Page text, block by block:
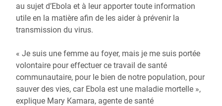
au sujet d’Ebola et à leur apporter toute information
utile en la matière afin de les aider à prévenir la
transmission du virus.
« Je suis une femme au foyer, mais je me suis portée
volontaire pour effectuer ce travail de santé
communautaire, pour le bien de notre population, pour
sauver des vies, car Ebola est une maladie mortelle »,
explique Mary Kamara, agente de santé